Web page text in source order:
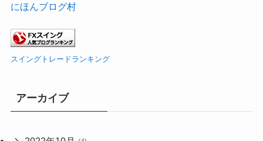
にほんブログ村
スイングトレードランキング
アーカイブ